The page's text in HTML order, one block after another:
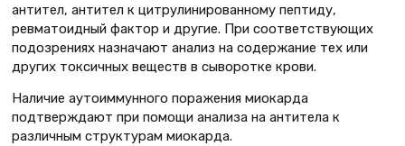
антител, антител к цитрулинированному пептиду,
ревматоидный фактор и другие. При соответствующих
подозрениях назначают анализ на содержание тех или
других токсичных веществ в сыворотке крови.
Наличие аутоиммунного поражения миокарда
подтверждают при помощи анализа на антитела к
различным структурам миокарда.